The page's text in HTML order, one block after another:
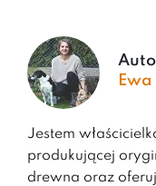
Jestem
produkującej
drewna oraz